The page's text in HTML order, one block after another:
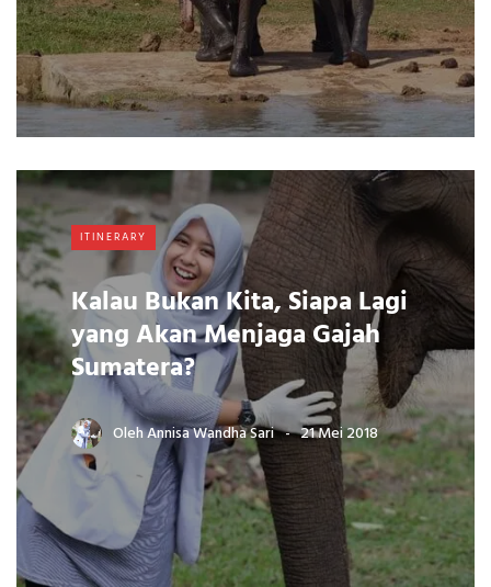
ITINERARY
Kalau Bukan Kita, Siapa Lagi
yang Akan Menjaga Gajah
Sumatera?
OlehAnnisa Wandha Sari 21 Mei 2018